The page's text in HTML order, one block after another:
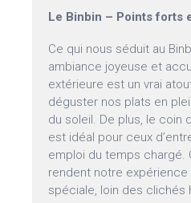
Le Binbin – Points forts
Ce qui nous séduit au
ambiance joyeuse et
extérieure est un vrai
déguster nos plats en
du soleil. De plus, le coin
est idéal pour ceux
emploi du temps chargé.
rendent notre expérience
spéciale, loin des clichés